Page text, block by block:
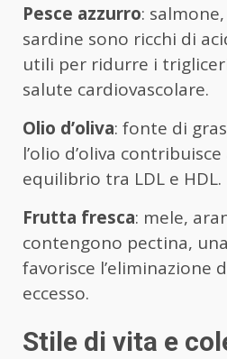
Pesce azzurro:
sardine sono ricchi di
utili per ridurre i
salute cardiovascolare.
Olio d’oliva: fonte di
l’olio d’oliva
equilibrio tra LDL e HDL.
Frutta fresca: mele,
contengono pectina,
favorisce l’eliminazione
eccesso.
Stile di vita e